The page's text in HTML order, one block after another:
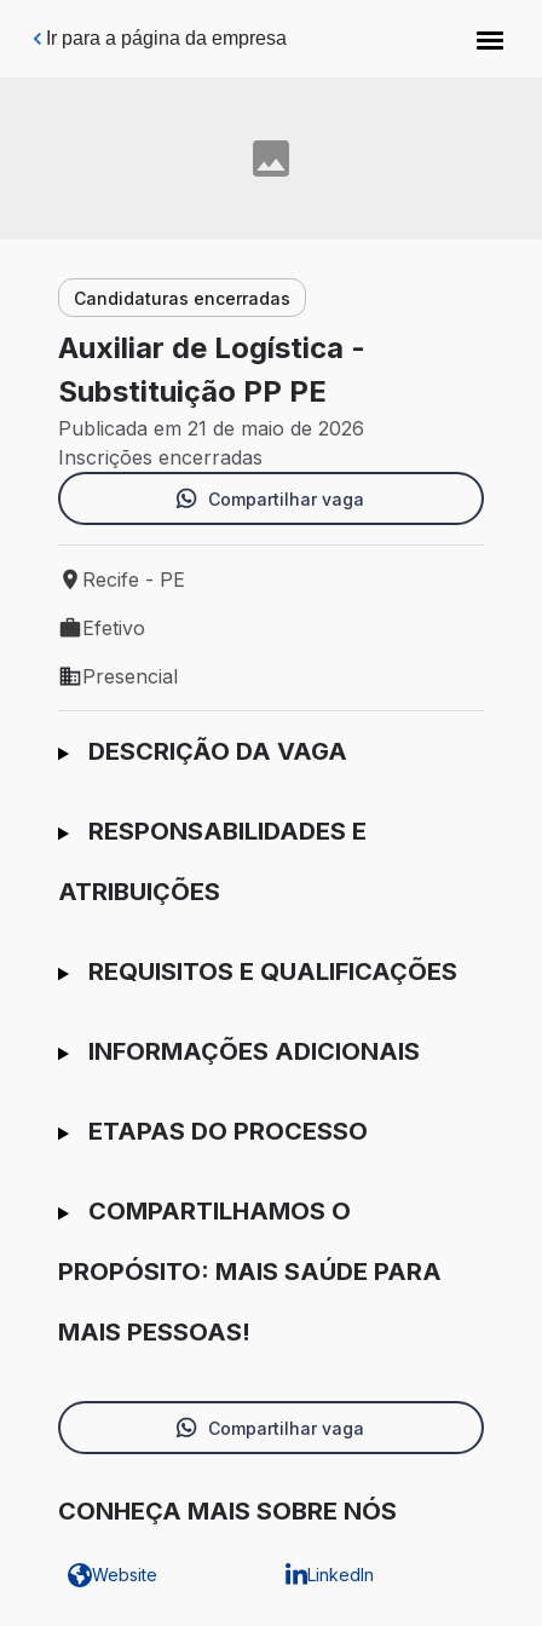
Pular para o conteúdo principal
Ir para a página da empresa
Candidaturas encerradas
Auxiliar de Logística -
Substituição PP PE
Publicada em 21 de maio de 2026
Inscrições encerradas
Compartilhar vaga
Local de trabalho: Recife - PE
Recife - PE
Tipo de vaga: Efetivo
Efetivo
Modelo de trabalho: Presencial
Presencial
Ir para candidatura
DESCRIÇÃO DA VAGA
RESPONSABILIDADES E
ATRIBUIÇÕES
REQUISITOS E QUALIFICAÇÕES
INFORMAÇÕES ADICIONAIS
ETAPAS DO PROCESSO
COMPARTILHAMOS O
PROPÓSITO: MAIS SAÚDE PARA
MAIS PESSOAS!
Compartilhar vaga
CONHEÇA MAIS SOBRE NÓS
Website LinkedIn